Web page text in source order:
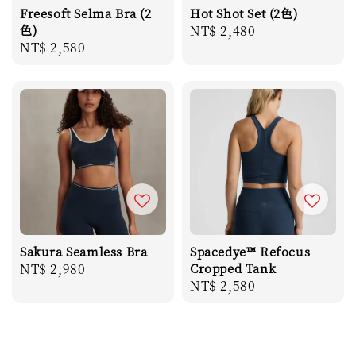
Freesoft Selma Bra (2
色)
Regular
NT$ 2,580
Hot Shot Set (2色)
Regular
NT$ 2,480
Sakura Seamless Bra
Regular
NT$ 2,980
Spacedye™ Refocus
Cropped Tank
Regular
NT$ 2,580